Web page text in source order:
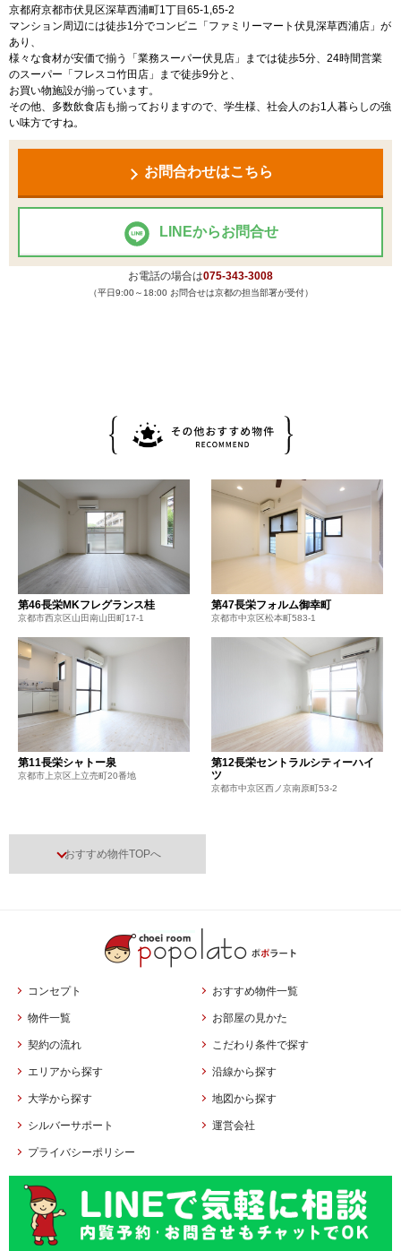
京都府京都市伏見区深草西浦町1丁目65-1,65-2
マンション周辺には徒歩1分でコンビニ「ファミリーマート伏見深草西浦店」が
あり、
様々な食材が安価で揃う「業務スーパー伏見店」までは徒歩5分、24時間営業
のスーパー「フレスコ竹田店」まで徒歩9分と、
お買い物施設が揃っています。
その他、多数飲食店も揃っておりますので、学生様、社会人のお1人暮らしの強
い味方ですね。
お問合わせはこちら
LINEからお問合せ
お電話の場合は075-343-3008
（平日9:00～18:00 お問合せは京都の担当部署が受付）
第46長栄MKフレグランス桂
京都市西京区山田南山田町17-1
第47長栄フォルム御幸町
京都市中京区松本町583-1
第11長栄シャトー泉
京都市上京区上立売町20番地
第12長栄セントラルシティーハイ
ツ
京都市中京区西ノ京南原町53-2
おすすめ物件TOPへ
コンセプト おすすめ物件一覧
物件一覧 お部屋の見かた
契約の流れ こだわり条件で探す
エリアから探す 沿線から探す
大学から探す 地図から探す
シルバーサポート 運営会社
プライバシーポリシー